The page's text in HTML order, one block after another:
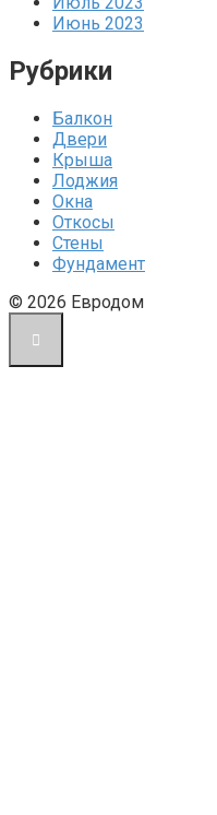
Июнь 2023
Рубрики
Балкон
Двери
Крыша
Лоджия
Окна
Откосы
Стены
Фундамент
© 2026 Евродом